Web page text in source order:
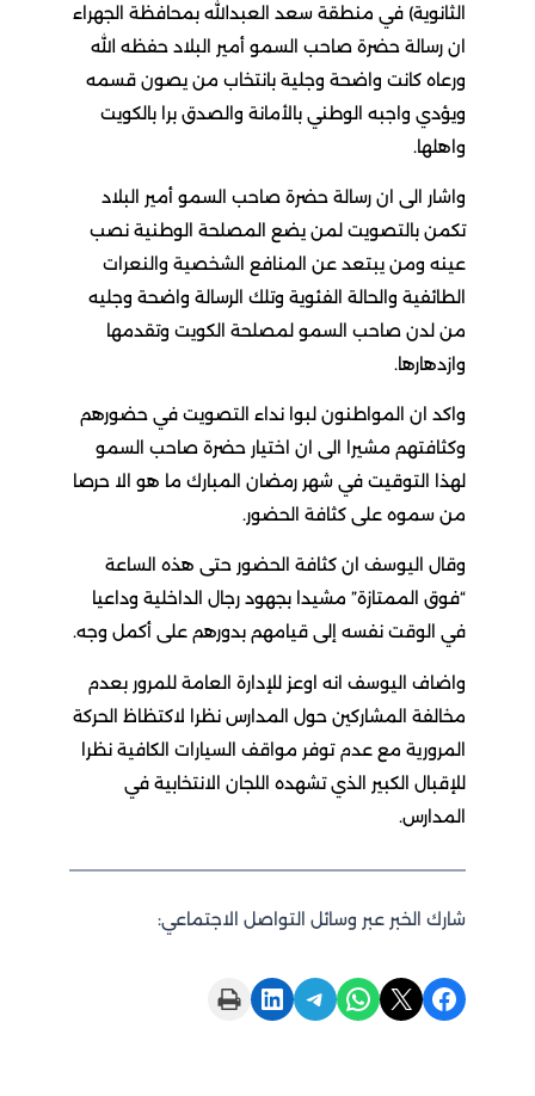
الثانوية) في منطقة سعد العبدالله بمحافظة الجهراء
ان رسالة حضرة صاحب السمو أمير البلاد حفظه الله
ورعاه كانت واضحة وجلية بانتخاب من يصون قسمه
ويؤدي واجبه الوطني بالأمانة والصدق برا بالكويت
واهلها.
واشار الى ان رسالة حضرة صاحب السمو أمير البلاد
تكمن بالتصويت لمن يضع المصلحة الوطنية نصب
عينه ومن يبتعد عن المنافع الشخصية والنعرات
الطائفية والحالة الفئوية وتلك الرسالة واضحة وجليه
من لدن صاحب السمو لمصلحة الكويت وتقدمها
وازدهارها.
واكد ان المواطنون لبوا نداء التصويت في حضورهم
وكثافتهم مشيرا الى ان اختيار حضرة صاحب السمو
لهذا التوقيت في شهر رمضان المبارك ما هو الا حرصا
من سموه على كثافة الحضور.
وقال اليوسف ان كثافة الحضور حتى هذه الساعة
“فوق الممتازة” مشيدا بجهود رجال الداخلية وداعيا
في الوقت نفسه إلى قيامهم بدورهم على أكمل وجه.
واضاف اليوسف انه اوعز للإدارة العامة للمرور بعدم
مخالفة المشاركين حول المدارس نظرا لاكتظاظ الحركة
المرورية مع عدم توفر مواقف السيارات الكافية نظرا
للإقبال الكبير الذي تشهده اللجان الانتخابية في
المدارس.
شارك الخبر عبر وسائل التواصل الاجتماعي:
Share on Facebook
Share on X
Share on WhatsApp
Share on Telegram
Share on LinkedIn
Print this Page